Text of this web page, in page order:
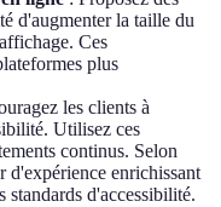
d'augmenter la taille du
Ces
plus
les clients à
Utilisez ces
continus. Selon
d'expérience enrichissant
d'accessibilité.